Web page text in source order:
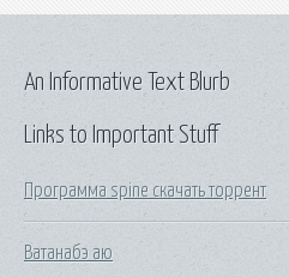
Links to Important Stuff
Программа spine скачать торрент
Ватанабэ аю
An Informative Text Blurb